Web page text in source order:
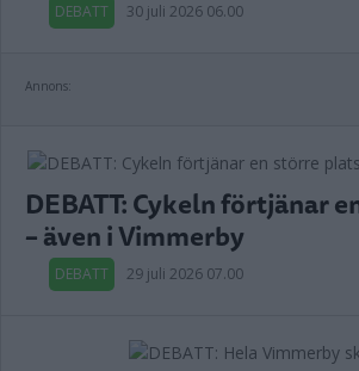
DEBATT 30 juli 2026 06.00
Annons:
DEBATT: Cykeln förtjänar
– även i Vimmerby
DEBATT 29 juli 2026 07.00